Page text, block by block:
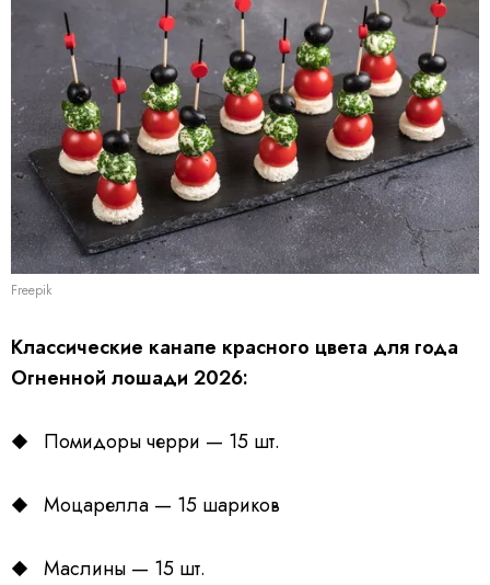
Freepik
Классические канапе красного цвета для года
Огненной лошади 2026:
Помидоры черри — 15 шт.
Моцарелла — 15 шариков
Маслины — 15 шт.